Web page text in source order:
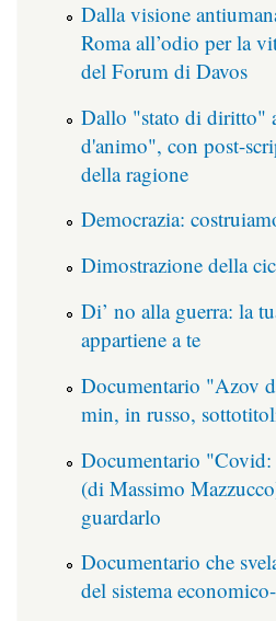
Dalla visione
Roma all’odio per la
del Forum di Davos
Dallo "stato di diritto"
d'animo", con post-
della ragione
Democrazia:
Dimostrazione della
Di’ no alla guerra: la
appartiene a te
Documentario "Azov
min, in russo,
Documentario
(di Massimo
guardarlo
Documentario che
del sistema